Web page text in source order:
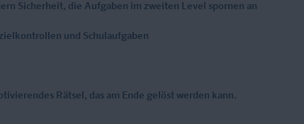
Sicherheit, die Aufgaben im zweiten Level spornen an
und Schulaufgaben
Rätsel, das am Ende gelöst werden kann.